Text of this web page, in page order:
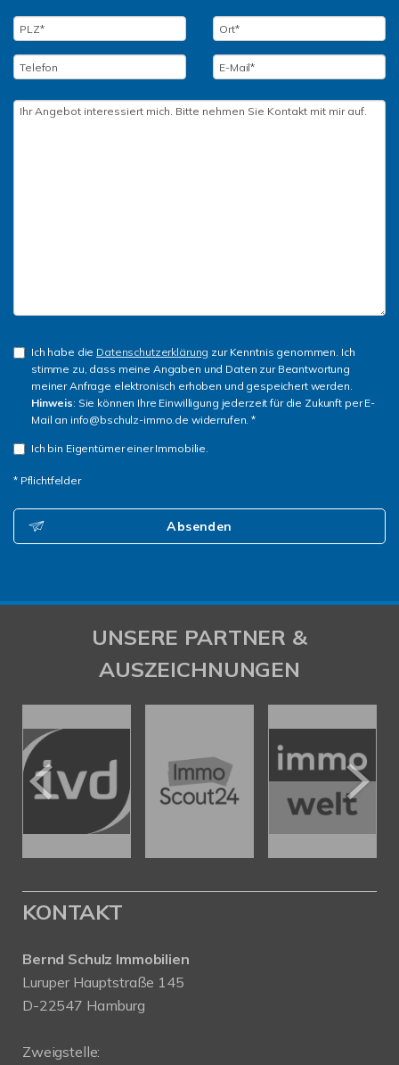
Ich habe die Datenschutzerklärung zur Kenntnis genommen. Ich
stimme zu, dass meine Angaben und Daten zur Beantwortung
meiner Anfrage elektronisch erhoben und gespeichert werden.
Hinweis: Sie können Ihre Einwilligung jederzeit für die Zukunft per E-
Mail an info@bschulz-immo.de widerrufen. *
Ich bin Eigentümer einer Immobilie.
* Pflichtfelder
Absenden
UNSERE PARTNER &
AUSZEICHNUNGEN
KONTAKT
Bernd Schulz Immobilien
Luruper Hauptstraße 145
D-22547 Hamburg
Zweigstelle: